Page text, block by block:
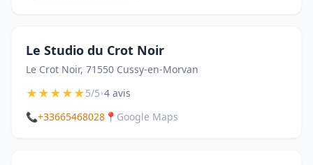
Le Studio du Crot Noir
Le Crot Noir, 71550 Cussy-en-Morvan
★★★★★5/5•4 avis
📞+33665468028 📍 Google Maps